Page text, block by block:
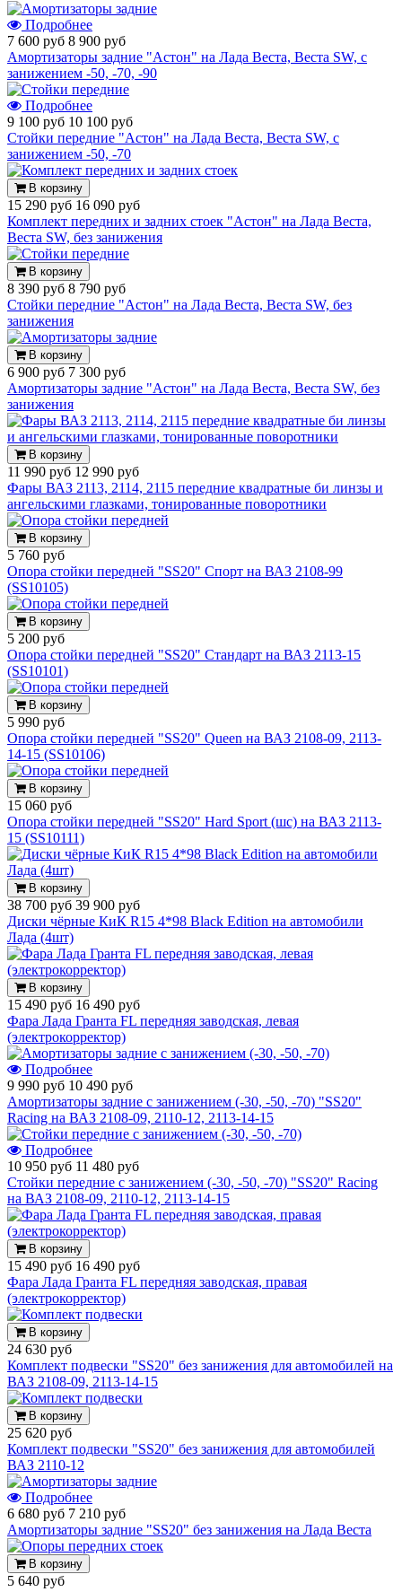
Подробнее
7 600 руб 8 900 руб
Амортизаторы задние "Астон" на Лада Веста, Веста SW, с
занижением -50, -70, -90
Подробнее
9 100 руб 10 100 руб
Стойки передние "Астон" на Лада Веста, Веста SW, с
занижением -50, -70
В корзину
15 290 руб 16 090 руб
Комплект передних и задних стоек "Астон" на Лада Веста,
Веста SW, без занижения
В корзину
8 390 руб 8 790 руб
Стойки передние "Астон" на Лада Веста, Веста SW, без
занижения
В корзину
6 900 руб 7 300 руб
Амортизаторы задние "Астон" на Лада Веста, Веста SW, без
занижения
В корзину
11 990 руб 12 990 руб
Фары ВАЗ 2113, 2114, 2115 передние квадратные би линзы и
ангельскими глазками, тонированные поворотники
В корзину
5 760 руб
Опора стойки передней "SS20" Спорт на ВАЗ 2108-99
(SS10105)
В корзину
5 200 руб
Опора стойки передней "SS20" Стандарт на ВАЗ 2113-15
(SS10101)
В корзину
5 990 руб
Опора стойки передней "SS20" Queen на ВАЗ 2108-09, 2113-
14-15 (SS10106)
В корзину
15 060 руб
Опора стойки передней "SS20" Hard Sport (шс) на ВАЗ 2113-
15 (SS10111)
В корзину
38 700 руб 39 900 руб
Диски чёрные КиК R15 4*98 Black Edition на автомобили
Лада (4шт)
В корзину
15 490 руб 16 490 руб
Фара Лада Гранта FL передняя заводская, левая
(электрокорректор)
Подробнее
9 990 руб 10 490 руб
Амортизаторы задние с занижением (-30, -50, -70) "SS20"
Racing на ВАЗ 2108-09, 2110-12, 2113-14-15
Подробнее
10 950 руб 11 480 руб
Стойки передние с занижением (-30, -50, -70) "SS20" Racing
на ВАЗ 2108-09, 2110-12, 2113-14-15
В корзину
15 490 руб 16 490 руб
Фара Лада Гранта FL передняя заводская, правая
(электрокорректор)
В корзину
24 630 руб
Комплект подвески "SS20" без занижения для автомобилей на
ВАЗ 2108-09, 2113-14-15
В корзину
25 620 руб
Комплект подвески "SS20" без занижения для автомобилей
ВАЗ 2110-12
Подробнее
6 680 руб 7 210 руб
Амортизаторы задние "SS20" без занижения на Лада Веста
В корзину
5 640 руб